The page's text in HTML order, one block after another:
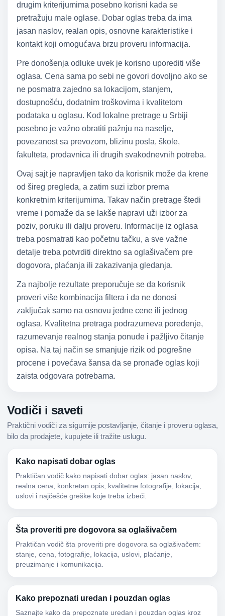
drugim kriterijumima posebno korisni kada se
pretražuju male oglase. Dobar oglas treba da ima
jasan naslov, realan opis, osnovne karakteristike i
kontakt koji omogućava brzu proveru informacija.
Pre donošenja odluke uvek je korisno uporediti više
oglasa. Cena sama po sebi ne govori dovoljno ako se
ne posmatra zajedno sa lokacijom, stanjem,
dostupnošću, dodatnim troškovima i kvalitetom
podataka u oglasu. Kod lokalne pretrage u Srbiji
posebno je važno obratiti pažnju na naselje,
povezanost sa prevozom, blizinu posla, škole,
fakulteta, prodavnica ili drugih svakodnevnih potreba.
Ovaj sajt je napravljen tako da korisnik može da krene
od šireg pregleda, a zatim suzi izbor prema
konkretnim kriterijumima. Takav način pretrage štedi
vreme i pomaže da se lakše napravi uži izbor za
poziv, poruku ili dalju proveru. Informacije iz oglasa
treba posmatrati kao početnu tačku, a sve važne
detalje treba potvrditi direktno sa oglašivačem pre
dogovora, plaćanja ili zakazivanja gledanja.
Za najbolje rezultate preporučuje se da korisnik
proveri više kombinacija filtera i da ne donosi
zaključak samo na osnovu jedne cene ili jednog
oglasa. Kvalitetna pretraga podrazumeva poređenje,
razumevanje realnog stanja ponude i pažljivo čitanje
opisa. Na taj način se smanjuje rizik od pogrešne
procene i povećava šansa da se pronađe oglas koji
zaista odgovara potrebama.
Vodiči i saveti
Praktični vodiči za sigurnije postavljanje, čitanje i proveru oglasa,
bilo da prodajete, kupujete ili tražite uslugu.
Kako napisati dobar oglas
Praktičan vodič kako napisati dobar oglas: jasan naslov,
realna cena, konkretan opis, kvalitetne fotografije, lokacija,
uslovi i najčešće greške koje treba izbeći.
Šta proveriti pre dogovora sa oglašivačem
Praktičan vodič šta proveriti pre dogovora sa oglašivačem:
stanje, cena, fotografije, lokacija, uslovi, plaćanje,
preuzimanje i komunikacija.
Kako prepoznati uredan i pouzdan oglas
Saznajte kako da prepoznate uredan i pouzdan oglas kroz